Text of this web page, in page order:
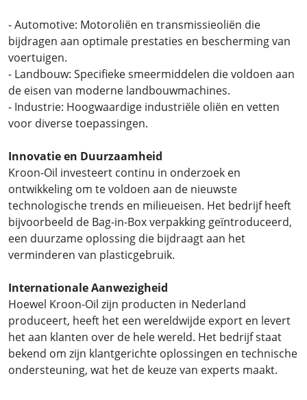
- Automotive: Motoroliën en transmissieoliën die
bijdragen aan optimale prestaties en bescherming van
voertuigen.
- Landbouw: Specifieke smeermiddelen die voldoen aan
de eisen van moderne landbouwmachines.
- Industrie: Hoogwaardige industriële oliën en vetten
voor diverse toepassingen.
Innovatie en Duurzaamheid
Kroon-Oil investeert continu in onderzoek en
ontwikkeling om te voldoen aan de nieuwste
technologische trends en milieueisen. Het bedrijf heeft
bijvoorbeeld de Bag-in-Box verpakking geïntroduceerd,
een duurzame oplossing die bijdraagt aan het
verminderen van plasticgebruik.
Internationale Aanwezigheid
Hoewel Kroon-Oil zijn producten in Nederland
produceert, heeft het een wereldwijde export en levert
het aan klanten over de hele wereld. Het bedrijf staat
bekend om zijn klantgerichte oplossingen en technische
ondersteuning, wat het de keuze van experts maakt.